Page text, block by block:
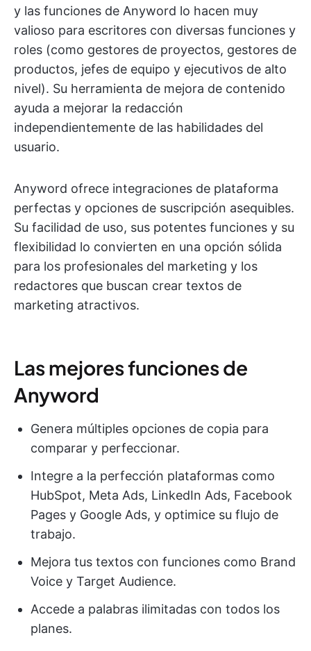
y las funciones de Anyword lo hacen muy
valioso para escritores con diversas funciones y
roles (como gestores de proyectos, gestores de
productos, jefes de equipo y ejecutivos de alto
nivel). Su herramienta de mejora de contenido
ayuda a mejorar la redacción
independientemente de las habilidades del
usuario.
Anyword ofrece integraciones de plataforma
perfectas y opciones de suscripción asequibles.
Su facilidad de uso, sus potentes funciones y su
flexibilidad lo convierten en una opción sólida
para los profesionales del marketing y los
redactores que buscan crear textos de
marketing atractivos.
Las mejores funciones de
Anyword
Genera múltiples opciones de copia para
comparar y perfeccionar.
Integre a la perfección plataformas como
HubSpot, Meta Ads, LinkedIn Ads, Facebook
Pages y Google Ads, y optimice su flujo de
trabajo.
Mejora tus textos con funciones como Brand
Voice y Target Audience.
Accede a palabras ilimitadas con todos los
planes.